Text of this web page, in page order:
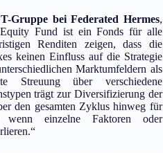
Gruppe bei Federated Hermes,
Fund ist ein Fonds für alle
Renditen zeigen, dass die
keinen Einfluss auf die Strategie
Marktumfeldern als
Streuung über verschiedene
trägt zur Diversifizierung der
den gesamten Zyklus hinweg für
wenn einzelne Faktoren oder